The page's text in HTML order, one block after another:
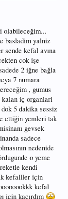
olabileceğim...
basladim yalniz
sende kefal avına
cok işe
2 iğne bağla
7 numara
, gumus
iç organlari
dok 5 dakika sessiz
ettiğin yemleri tak
gevsek
sadece
nedenide
o yeme
kendi
kefalller için
kefal
için kacırdım